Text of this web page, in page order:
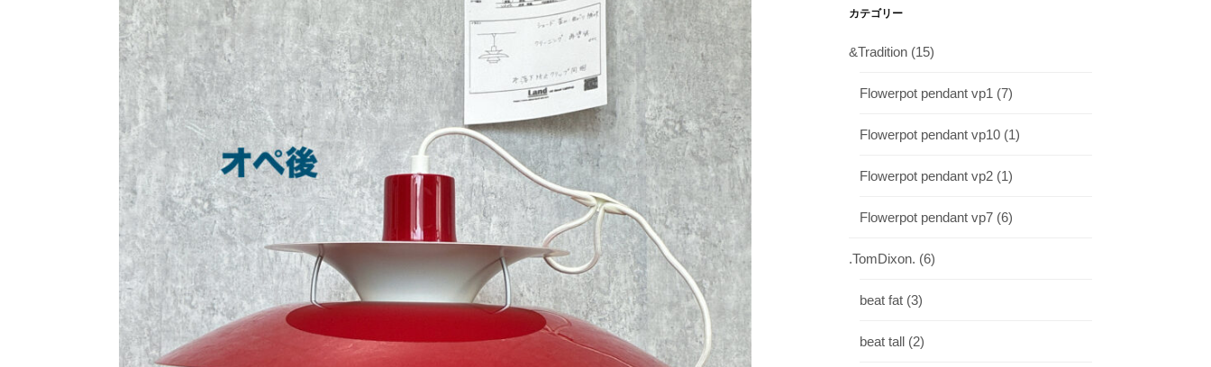
カテゴリー
&Tradition (15)
Flowerpot pendant vp1 (7)
Flowerpot pendant vp10 (1)
Flowerpot pendant vp2 (1)
Flowerpot pendant vp7 (6)
.TomDixon. (6)
beat fat (3)
beat tall (2)